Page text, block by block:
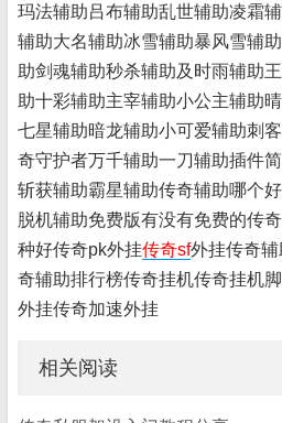
玛法辅助吕布辅助乱世辅助凌霜
辅助大名辅助冰雪辅助暴风雪辅
助剑魂辅助秒杀辅助及时雨辅助
助十彩辅助主宰辅助小公主辅助
七星辅助暗龙辅助小可爱辅助刺
奇守护者万千辅助一刀辅助插件
斩获辅助霸星辅助传奇辅助哪个
脱机辅助免费版有没有免费的传
种好传奇pk外挂传奇sf外挂传奇
奇辅助排行榜传奇挂机传奇挂机
外挂传奇加速外挂
相关阅读